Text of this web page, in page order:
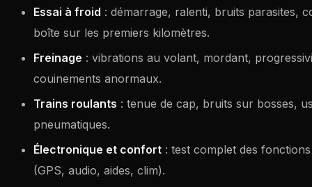
Essai à froid : démarrage, ralenti, bruits parasites,
boîte sur les premiers kilomètres.
Freinage : vibrations au volant, mordant,
couinements anormaux.
Trains roulants : tenue de cap, bruits sur bosses,
pneumatiques.
Électronique et confort : test complet des
(GPS, audio, aides, clim).